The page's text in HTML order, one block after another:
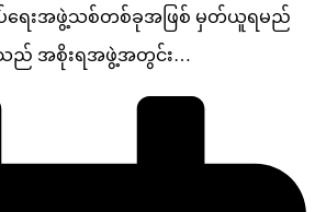
ရေးအဖွဲ့သစ်တစ်ခုအဖြစ် မှတ်ယူရမည်
သည် အစိုးရအဖွဲ့အတွင်း…